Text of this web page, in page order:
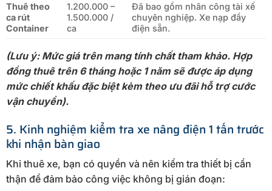
Thuê theo
ca rút
Container
1.200.000 –
1.500.000 /
ca
Đã bao gồm nhân công tài xế
chuyên nghiệp. Xe nạp đầy
điện sẵn.
(Lưu ý: Mức giá trên mang tính chất tham khảo. Hợp
đồng thuê trên 6 tháng hoặc 1 năm sẽ được áp dụng
mức chiết khấu đặc biệt kèm theo ưu đãi hỗ trợ cước
vận chuyển).
5. Kinh nghiệm kiểm tra xe nâng điện 1 tấn trước
khi nhận bàn giao
Khi thuê xe, bạn có quyền và nên kiểm tra thiết bị cẩn
thận để đảm bảo công việc không bị gián đoạn: